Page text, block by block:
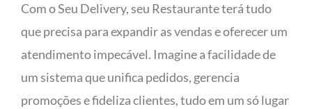
Com o Seu Delivery, seu Restaurante terá tudo
que precisa para expandir as vendas e oferecer um
atendimento impecável. Imagine a facilidade de
um sistema que unifica pedidos, gerencia
promoções e fideliza clientes, tudo em um só lugar